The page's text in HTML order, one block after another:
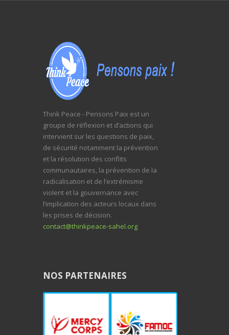
Think Peace - Pensons Paix est un
groupe de réflexion et d’actions qui
intervient sur les questions de paix,
de sécurité notamment la prévention
et la résolution des conflits
communautaires, la prévention de la
radicalisation et de l’extrémisme
violent et la gouvernance avec
l’implication des acteurs locaux dans
les prises de décision.
contact@thinkpeace-sahel.org
NOS PARTENAIRES